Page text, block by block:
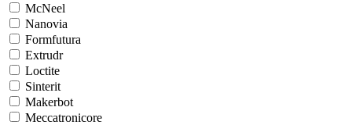
McNeel
Nanovia
Formfutura
Extrudr
Loctite
Sinterit
Makerbot
Meccatronicore